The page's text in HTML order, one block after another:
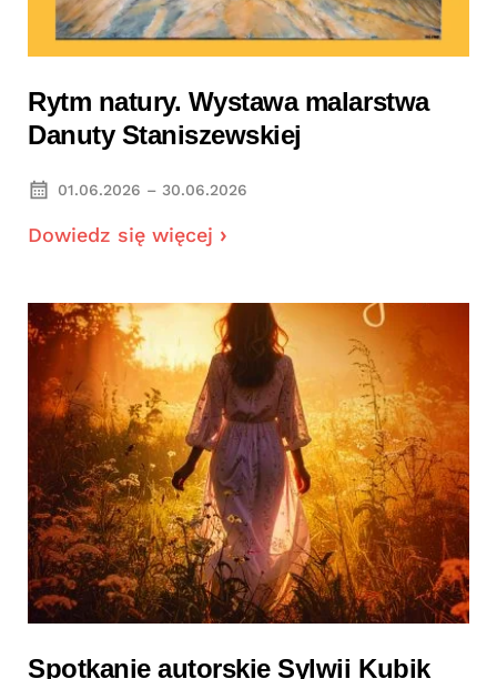
Rytm natury. Wystawa malarstwa
Danuty Staniszewskiej
01.06.2026 – 30.06.2026
Dowiedz się więcej
Spotkanie autorskie Sylwii Kubik